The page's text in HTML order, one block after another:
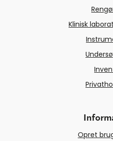
Klinisk
Opret